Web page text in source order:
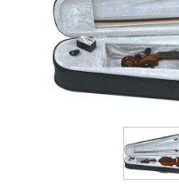
Synths & samplers
Studio